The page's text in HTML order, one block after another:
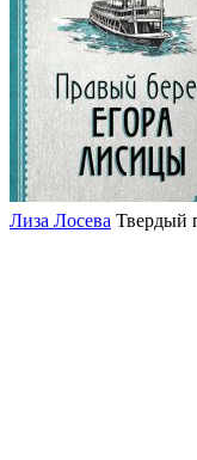
Лиза Лосева Твердый